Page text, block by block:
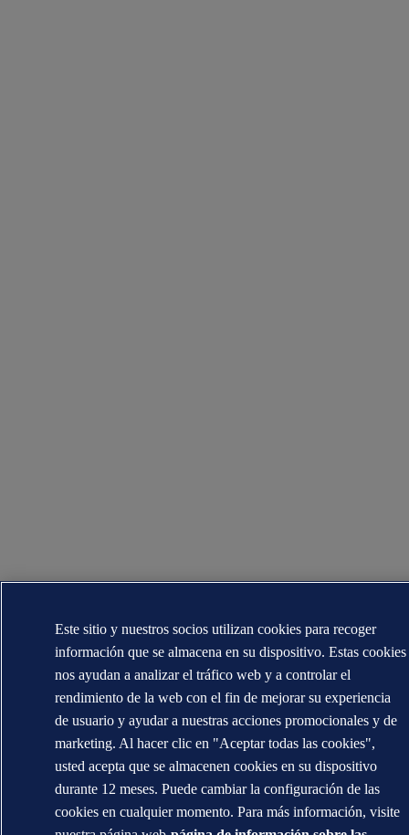
Este sitio y nuestros socios utilizan cookies para recoger
información que se almacena en su dispositivo. Estas cookies
nos ayudan a analizar el tráfico web y a controlar el
rendimiento de la web con el fin de mejorar su experiencia
de usuario y ayudar a nuestras acciones promocionales y de
marketing. Al hacer clic en "Aceptar todas las cookies",
usted acepta que se almacenen cookies en su dispositivo
durante 12 meses. Puede cambiar la configuración de las
cookies en cualquier momento. Para más información, visite